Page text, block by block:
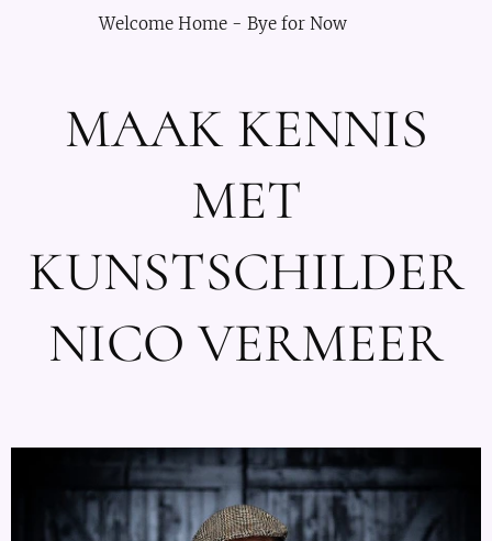
Welcome Home - Bye for Now
MAAK KENNIS
MET
KUNSTSCHILDER
NICO VERMEER